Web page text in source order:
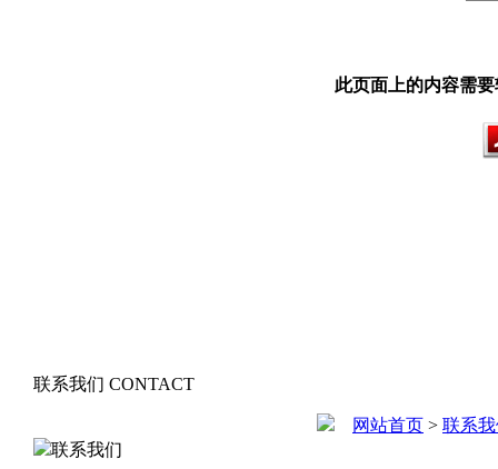
此页面上的内容需
联系我们 CONTACT
联系我们
网站首页 > 联系